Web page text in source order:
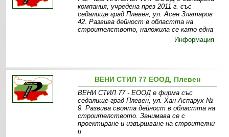
компания, учредена през 2011 г. със
седалище град Плевен, ул. Асен Златаров
42. Развива дейност в областта на
строителството, наложила се като една
Информация
ВЕНИ СТИЛ 77 ЕООД, Плевен
ВЕНИ СТИЛ 77 - ЕООД е фирма със
седалище град Плевен, ул. Хан Аспарух №
9. Развива своята дейност в областта на
строителството. Занимава се с
проектиране и извършване на строителни
и